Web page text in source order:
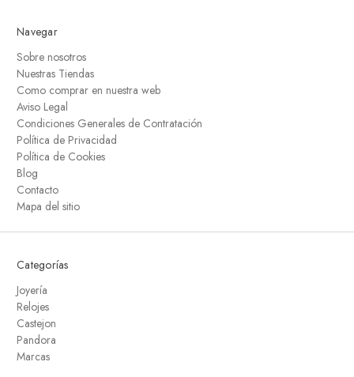
Navegar
Sobre nosotros
Nuestras Tiendas
Como comprar en nuestra web
Aviso Legal
Condiciones Generales de Contratación
Política de Privacidad
Política de Cookies
Blog
Contacto
Mapa del sitio
Categorías
Joyería
Relojes
Castejon
Pandora
Marcas